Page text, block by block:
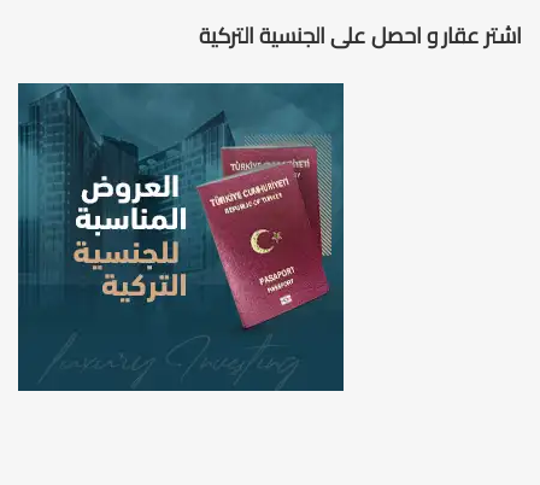
اشتر عقار و احصل على الجنسية التركية